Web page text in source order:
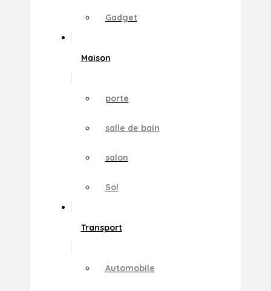
Gadget
Maison
porte
salle de bain
salon
Sol
Transport
Automobile